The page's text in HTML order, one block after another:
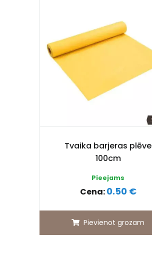
Tvaika barjeras plēve
100cm
Pieejams
Cena:0.50 €
Pievienot grozam